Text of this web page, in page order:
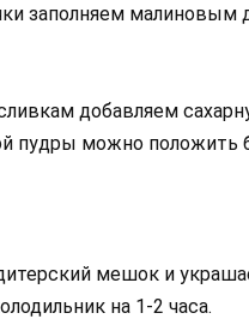
заполняем
добавляем
пудры можно положить
мешок и
на 1-2 часа.